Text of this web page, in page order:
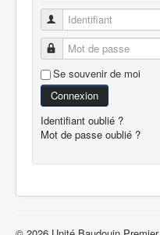
Identifiant
Mot de passe
Se souvenir de moi
Connexion
Identifiant oublié ?
Mot de passe oublié ?